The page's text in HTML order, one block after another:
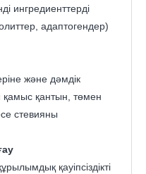
ингредиенттерді
адаптогендер)
және дәмдік
қамыс қантын, төмен
стевияны
қауіпсіздікті